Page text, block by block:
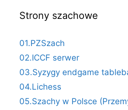
Strony szachowe
01.PZSzach
02.ICCF serwer
03.Syzygy endgame
04.Lichess
05.Szachy w Polsce